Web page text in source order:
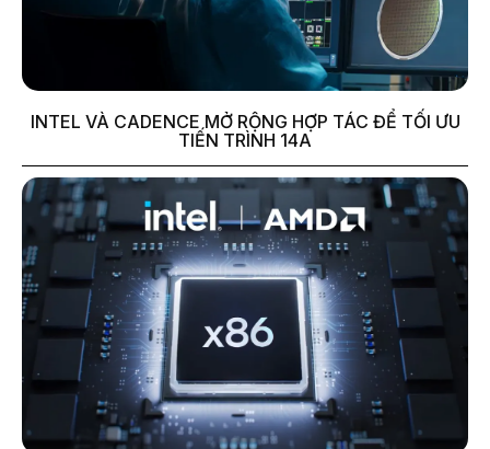
INTEL VÀ CADENCE MỞ RỘNG HỢP TÁC ĐỂ TỐI ƯU
TIẾN TRÌNH 14A